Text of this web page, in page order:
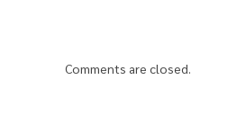
Comments are closed.